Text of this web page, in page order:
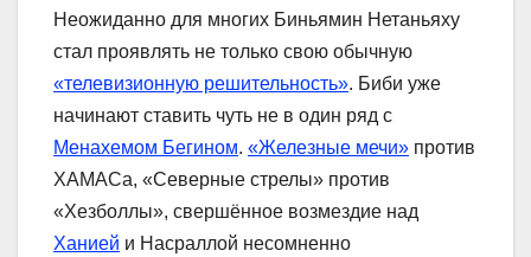
Неожиданно для многих Биньямин Нетаньяху
стал проявлять не только свою обычную
«телевизионную решительность». Биби уже
начинают ставить чуть не в один ряд с
Менахемом Бегином. «Железные мечи» против
ХАМАСа, «Северные стрелы» против
«Хезболлы», свершённое возмездие над
Ханией и Насраллой несомненно